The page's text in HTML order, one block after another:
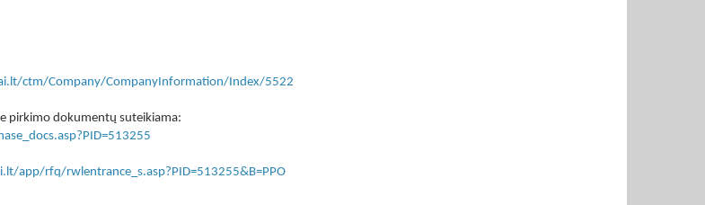
ctm/Company/CompanyInformation/Index/5522
pirkimo dokumentų suteikiama:
app/rfq/rwlentrance_s.asp?PID=513255&B=PPO